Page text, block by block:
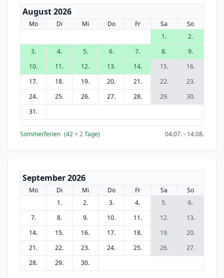
August 2026
Mo Di Mi Do Fr Sa
So
1.
2.
3.
4. 5. 6. 7. 8.
9.
10.
11. 12. 13. 14. 15.
16.
17.
18. 19. 20. 21. 22.
23.
24.
25. 26. 27. 28. 29.
30.
31.
Sommerferien (42+ 2Tage) 04.07. - 14.08.
September 2026
Mo Di Mi Do Fr Sa
So
1.
2. 3. 4. 5.
6.
7.
8. 9. 10. 11. 12.
13.
14.
15. 16. 17. 18. 19.
20.
21.
22. 23. 24. 25. 26.
27.
28.
29. 30.